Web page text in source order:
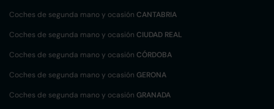
Coches de segunda mano y ocasión CANTABRIA
Coches de segunda mano y ocasión CIUDAD REAL
Coches de segunda mano y ocasión CÓRDOBA
Coches de segunda mano y ocasión GERONA
Coches de segunda mano y ocasión GRANADA